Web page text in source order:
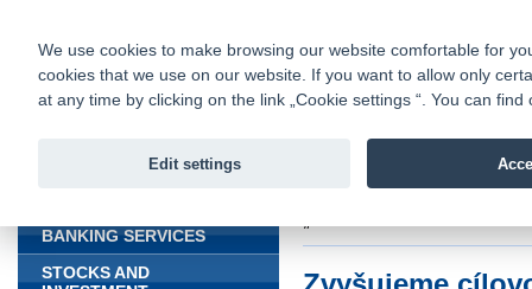
Fio bank
Fio banka
BANKING SERVICES
STOCKS AND
We use cookies to make browsing our website comfortable for
cookies that we use on our website. If you want to allow only
at any time by clicking on the link „Cookie settings “. You can
Edit settings